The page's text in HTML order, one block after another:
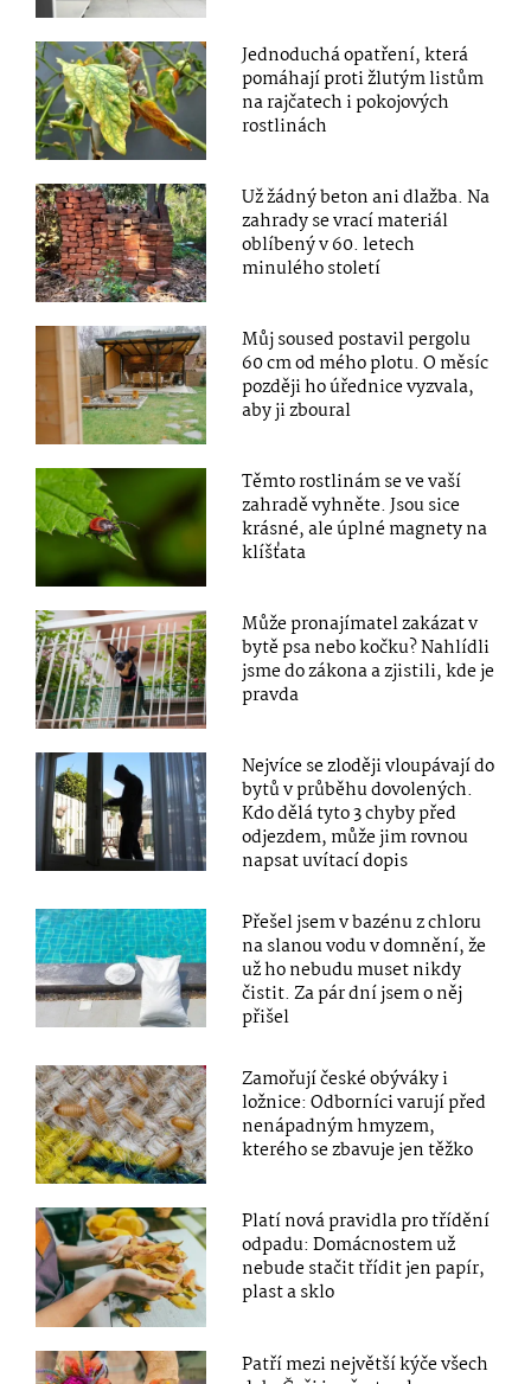
Jednoduchá opatření, která
pomáhají proti žlutým listům
na rajčatech i pokojových
rostlinách
Už žádný beton ani dlažba. Na
zahrady se vrací materiál
oblíbený v 60. letech
minulého století
Můj soused postavil pergolu
60 cm od mého plotu. O měsíc
později ho úřednice vyzvala,
aby ji zboural
Těmto rostlinám se ve vaší
zahradě vyhněte. Jsou sice
krásné, ale úplné magnety na
klíšťata
Může pronajímatel zakázat v
bytě psa nebo kočku? Nahlídli
jsme do zákona a zjistili, kde je
pravda
Nejvíce se zloději vloupávají do
bytů v průběhu dovolených.
Kdo dělá tyto 3 chyby před
odjezdem, může jim rovnou
napsat uvítací dopis
Přešel jsem v bazénu z chloru
na slanou vodu v domnění, že
už ho nebudu muset nikdy
čistit. Za pár dní jsem o něj
přišel
Zamořují české obýváky i
ložnice: Odborníci varují před
nenápadným hmyzem,
kterého se zbavuje jen těžko
Platí nová pravidla pro třídění
odpadu: Domácnostem už
nebude stačit třídit jen papír,
plast a sklo
Patří mezi největší kýče všech